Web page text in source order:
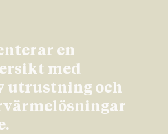
en
med
utrustning och